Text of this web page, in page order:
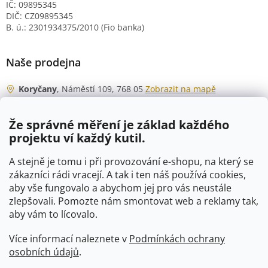
Že správné měření je základ každého
projektu ví každý kutil.
A stejně je tomu i při provozování e-shopu, na který se
zákazníci rádi vracejí. A tak i ten náš používá cookies,
aby vše fungovalo a abychom jej pro vás neustále
zlepšovali. Pomozte nám smontovat web a reklamy tak,
aby vám to lícovalo.
Více informací naleznete v Podmínkách ochrany
osobních údajů.
IČ: 09895345
DIČ: CZ09895345
B. ú.: 2301934375/2010 (Fio banka)
Naše prodejna
Koryčany, Náměstí 109, 768 05 Zobrazit na mapě
Po - Čt
06:00 - 07:00
07:30 - 15:30
Pá
06:00 - 07:00
07:30 - 15:00
So
07:00 - 10:00
Ne
zavřeno